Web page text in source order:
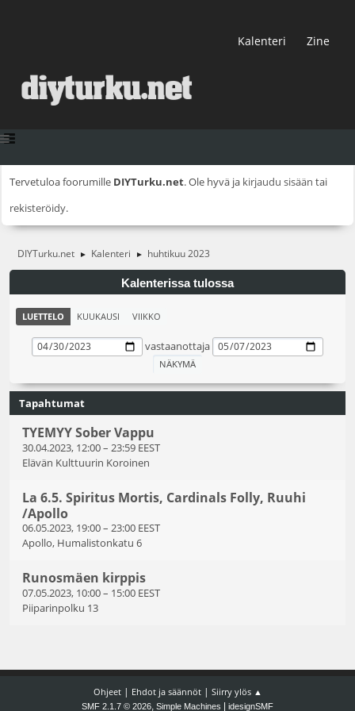
Kalenteri Zine
Tervetuloa foorumille DIYTurku.net. Ole hyvä ja kirjaudu sisään tai
rekisteröidy.
DIYTurku.net ► Kalenteri ► huhtikuu 2023
Kalenterissa tulossa
LUETTELO KUUKAUSI VIIKKO
vastaanottaja
Tapahtumat
TYEMYY Sober Vappu
30.04.2023, 12:00– 23:59 EEST
Elävän Kulttuurin Koroinen
La 6.5. Spiritus Mortis, Cardinals Folly, Ruuhi
/Apollo
06.05.2023, 19:00– 23:00 EEST
Apollo, Humalistonkatu 6
Runosmäen kirppis
07.05.2023, 10:00– 15:00 EEST
Piiparinpolku 13
Ohjeet| Ehdot ja säännöt| Siirry ylös ▲
SMF 2.1.7 © 2026, Simple Machines idesignSMF